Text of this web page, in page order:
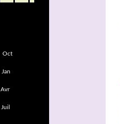
Oct
Jan
Avr
Juil